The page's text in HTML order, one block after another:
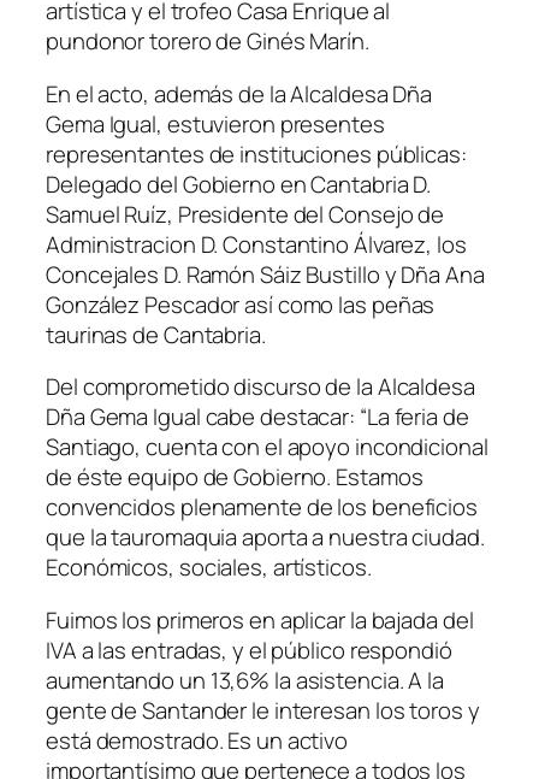
artística y el trofeo Casa Enrique al
pundonor torero de Ginés Marín.
En el acto, además de la Alcaldesa Dña
Gema Igual, estuvieron presentes
representantes de instituciones públicas:
Delegado del Gobierno en Cantabria D.
Samuel Ruíz, Presidente del Consejo de
Administracion D. Constantino Álvarez, los
Concejales D. Ramón Sáiz Bustillo y Dña Ana
González Pescador así como las peñas
taurinas de Cantabria.
Del comprometido discurso de la Alcaldesa
Dña Gema Igual cabe destacar: “La feria de
Santiago, cuenta con el apoyo incondicional
de éste equipo de Gobierno. Estamos
convencidos plenamente de los beneficios
que la tauromaquia aporta a nuestra ciudad.
Económicos, sociales, artísticos.
Fuimos los primeros en aplicar la bajada del
IVA a las entradas, y el público respondió
aumentando un 13,6% la asistencia. A la
gente de Santander le interesan los toros y
está demostrado. Es un activo
importantísimo que pertenece a todos los